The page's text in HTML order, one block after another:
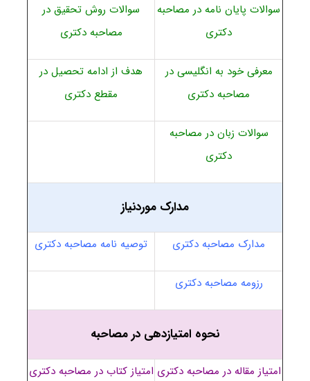
سوالات پایان نامه در مصاحبه
دکتری
سوالات روش تحقیق در
مصاحبه دکتری
معرفی خود به انگلیسی در
مصاحبه دکتری
هدف از ادامه تحصیل در
مقطع دکتری
سوالات زبان در مصاحبه
دکتری
مدارک موردنیاز
مدارک مصاحبه دکتری توصیه نامه مصاحبه دکتری
رزومه مصاحبه دکتری
نحوه امتیازدهی در مصاحبه
امتیاز مقاله در مصاحبه دکتری امتیاز کتاب در مصاحبه دکتری